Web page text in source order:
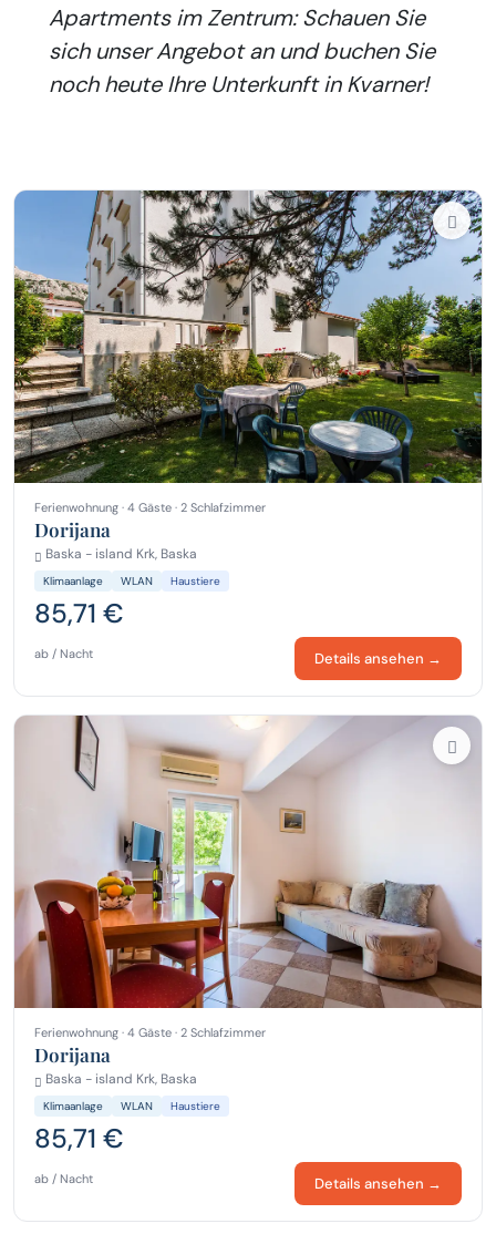
Apartments im Zentrum: Schauen Sie
sich unser Angebot an und buchen Sie
noch heute Ihre Unterkunft in Kvarner!
Ferienwohnung · 4 Gäste · 2 Schlafzimmer
Dorijana
Baska - island Krk, Baska
Klimaanlage WLAN Haustiere
85,71 €
ab / Nacht Details ansehen →
Ferienwohnung · 4 Gäste · 2 Schlafzimmer
Dorijana
Baska - island Krk, Baska
Klimaanlage WLAN Haustiere
85,71 €
ab / Nacht Details ansehen →